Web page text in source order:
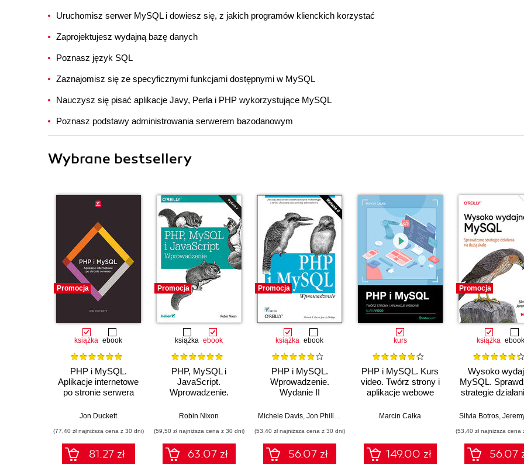
Uruchomisz serwer MySQL i dowiesz się, z jakich programów klienckich korzystać
Zaprojektujesz wydajną bazę danych
Poznasz język SQL
Zaznajomisz się ze specyficznymi funkcjami dostępnymi w MySQL
Nauczysz się pisać aplikacje Javy, Perla i PHP wykorzystujące MySQL
Poznasz podstawy administrowania serwerem bazodanowym
Wybrane bestsellery
Promocja
książka ebook
PHP i MySQL.
Aplikacje internetowe
po stronie serwera
Jon Duckett
(77,40 zł najniższa cena z 30 dni)
81.27 zł
Promocja
książka ebook
PHP, MySQL i
JavaScript.
Wprowadzenie.
Robin Nixon
(59,50 zł najniższa cena z 30 dni)
63.07 zł
Promocja
książka ebook
PHP i MySQL.
Wprowadzenie.
Wydanie II
Michele Davis, Jon Phillips
(53,40 zł najniższa cena z 30 dni)
56.07 zł
kurs
PHP i MySQL. Kurs
video. Twórz strony i
aplikacje webowe
Marcin Całka
149.00 zł
Promocja
książka ebook
Wysoko
MySQL.
strategie
IV
Silvia Botros, Jeremy
(53,40 zł najniższa cena
56.07